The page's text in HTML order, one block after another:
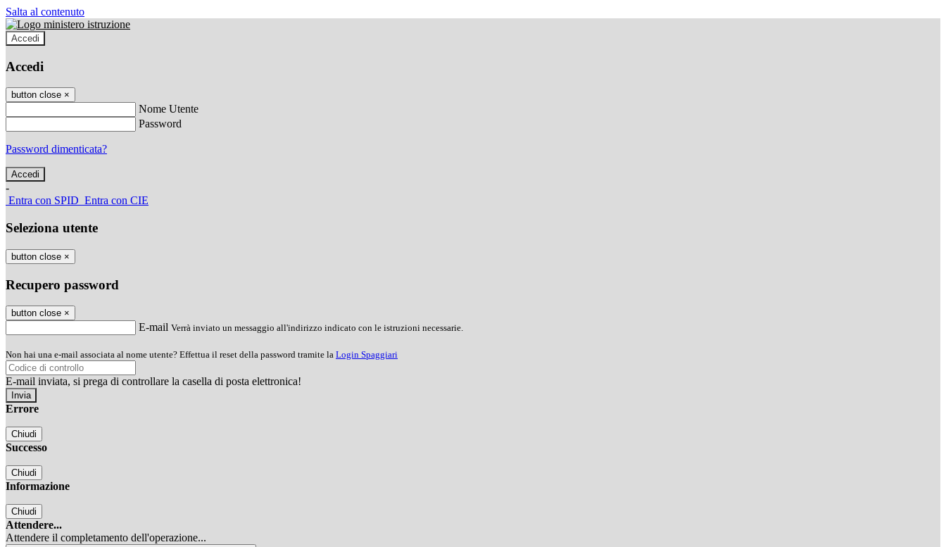
Salta al contenuto
Accedi
Accedi
button close ×
Nome Utente
Password
Password dimenticata?
-
Entra con SPID Entra con CIE
Seleziona utente
button close ×
Recupero password
button close ×
E-mail Verrà inviato un messaggio all'indirizzo indicato con le istruzioni necessarie.
Non hai una e-mail associata al nome utente? Effettua il reset della password tramite la Login Spaggiari
E-mail inviata, si prega di controllare la casella di posta elettronica!
Errore
Chiudi
Successo
Chiudi
Informazione
Chiudi
Attendere...
Attendere il completamento dell'operazione...